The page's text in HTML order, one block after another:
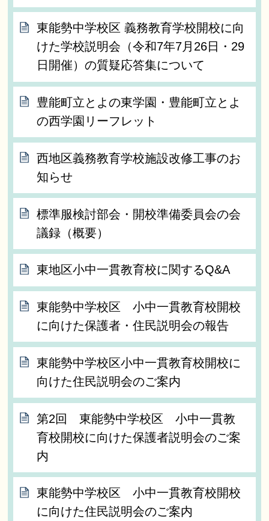
東能勢中学校区 義務教育学校開校に向
けた学校説明会（令和7年7月26日・29
日開催）の質疑応答集について
豊能町立とよの東学園・豊能町立とよ
の西学園リーフレット
西地区義務教育学校施設改修工事のお
知らせ
標準服検討部会・開校準備委員会の会
議録（概要）
東地区小中一貫教育校に関するQ&A
東能勢中学校区 小中一貫教育校開校
に向けた保護者・住民説明会の報告
東能勢中学校区小中一貫教育校開校に
向けた住民説明会のご案内
第2回 東能勢中学校区 小中一貫教
育校開校に向けた保護者説明会のご案
内
東能勢中学校区 小中一貫教育校開校
に向けた住民説明会のご案内